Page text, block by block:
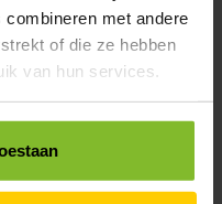
met andere
of die ze hebben
van hun services.